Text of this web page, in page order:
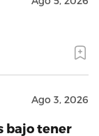
Ago 3, 2026
bajo tener